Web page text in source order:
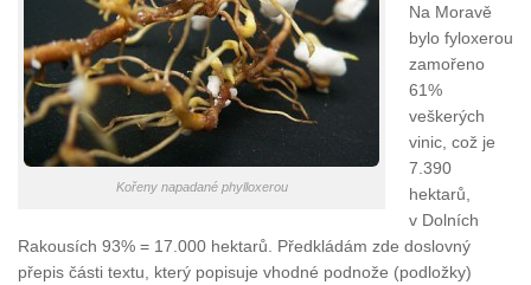
Kořeny napadané phylloxerou
Na Moravě
bylo fyloxerou
zamořeno
61%
veškerých
vinic, což je
7.390
hektarů,
v Dolních
Rakousích 93% = 17.000 hektarů. Předkládám zde doslovný
přepis části textu, který popisuje vhodné podnože (podložky)